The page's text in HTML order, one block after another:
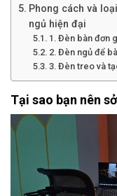
Phong cách và
ngủ hiện đại
1. Đèn bàn đơn
2. Đèn ngủ để
3. Đèn treo và
Tại sao bạn nên